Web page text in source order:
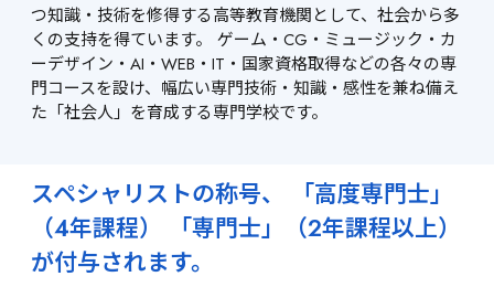
つ知識・技術を修得する高等教育機関として、社会から多
くの支持を得ています。 ゲーム・CG・ミュージック・カ
ーデザイン・AI・WEB・IT・国家資格取得などの各々の専
門コースを設け、幅広い専門技術・知識・感性を兼ね備え
た「社会人」を育成する専門学校です。
スペシャリストの称号、 「高度専門士」
（4年課程） 「専門士」（2年課程以上）
が付与されます。